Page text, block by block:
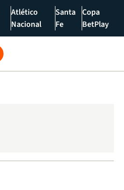
Atlético
Nacional
Santa
Fe
Copa
BetPlay